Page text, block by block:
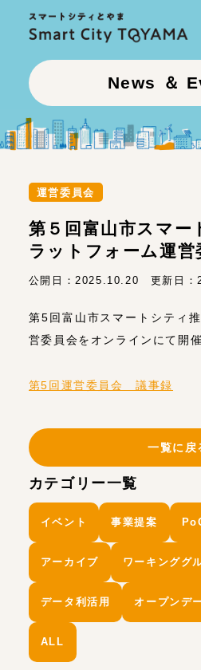
News ＆
第５回富山市スマー
ラットフォーム運営
運営委員会
公開日： 2025.10.20 更新日：
第5回富山市スマートシティ
営委員会をオンラインにて開
第5回運営委員会 議事録
一覧に戻
カテゴリー一覧
イベント 事業提案
アーカイブ ワーキンググ
データ利活用 オープンデ
ALL